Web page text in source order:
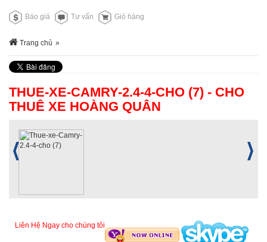
Báo giá Tư vấn Giỏ hàng
Trang chủ »
THUE-XE-CAMRY-2.4-4-CHO (7) - CHO
THUÊ XE HOÀNG QUÂN
Liên Hệ Ngay cho chúng tôi